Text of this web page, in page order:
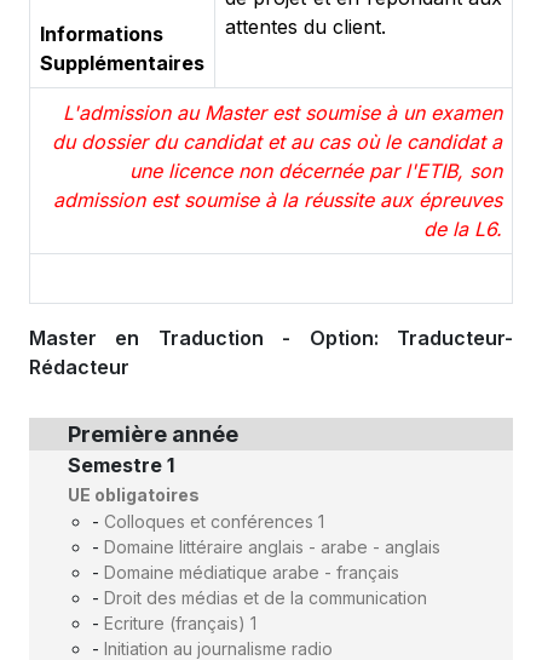
Informations
Supplémentaires
attentes du client.
L'admission au Master est soumise à un examen
du dossier du candidat et au cas où le candidat a
une licence non décernée par l'ETIB, son
admission est soumise à la réussite aux épreuves
de la L6.
Master en Traduction - Option: Traducteur-
Rédacteur
Première année
Semestre 1
UE obligatoires
- Colloques et conférences 1
- Domaine littéraire anglais - arabe - anglais
- Domaine médiatique arabe - français
- Droit des médias et de la communication
- Ecriture (français) 1
- Initiation au journalisme radio